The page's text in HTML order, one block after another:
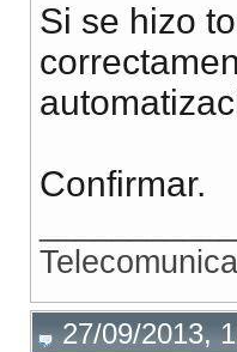
Si se hizo
Confirmar.
27/09/2013,